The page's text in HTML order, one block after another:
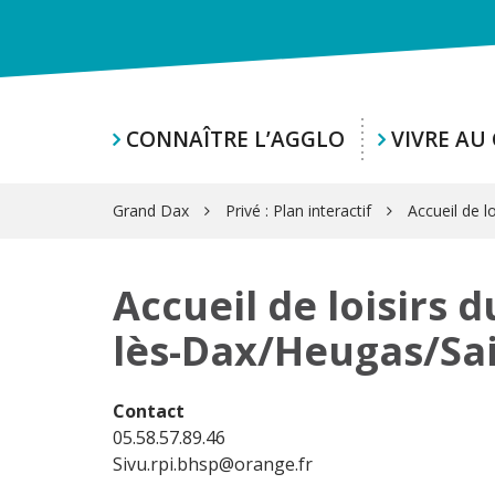
CONNAÎTRE L’AGGLO VIVRE AU
Grand Dax Privé : Plan interactif Accueil de
Accueil de loisirs
lès-Dax/Heugas/
Contact
05.58.57.89.46
Sivu.rpi.bhsp@orange.fr